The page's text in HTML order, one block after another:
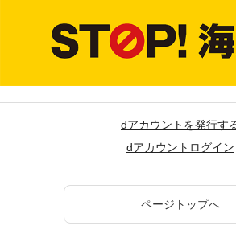
dアカウントを発行す
dアカウントログイン
ページトップへ